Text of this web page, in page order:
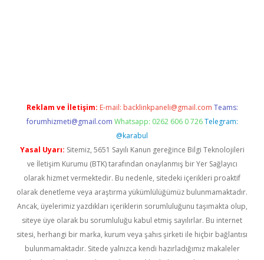
Reklam ve İletişim: E-mail: backlinkpaneli@gmail.com Teams:
forumhizmeti@gmail.com Whatsapp: 0262 606 0 726 Telegram:
@karabul
Yasal Uyarı: Sitemiz, 5651 Sayılı Kanun gereğince Bilgi Teknolojileri
ve İletişim Kurumu (BTK) tarafından onaylanmış bir Yer Sağlayıcı
olarak hizmet vermektedir. Bu nedenle, sitedeki içerikleri proaktif
olarak denetleme veya araştırma yükümlülüğümüz bulunmamaktadır.
Ancak, üyelerimiz yazdıkları içeriklerin sorumluluğunu taşımakta olup,
siteye üye olarak bu sorumluluğu kabul etmiş sayılırlar. Bu internet
sitesi, herhangi bir marka, kurum veya şahıs şirketi ile hiçbir bağlantısı
bulunmamaktadır. Sitede yalnızca kendi hazırladığımız makaleler